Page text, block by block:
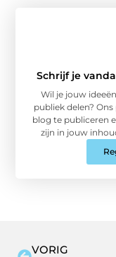
Schrijf je
Wil je jouw
publiek delen?
blog te publiceren
zijn in jouw
VORIG